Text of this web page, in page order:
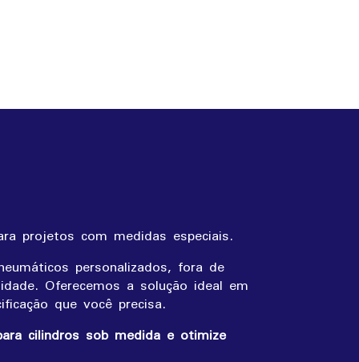
projetos com medidas especiais.
personalizados, fora de
Oferecemos a solução ideal em
que você precisa.
cilindros sob medida e otimize